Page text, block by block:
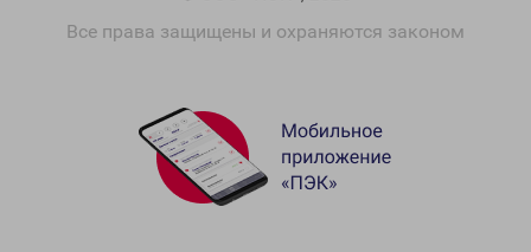
Все права защищены и охраняются законом